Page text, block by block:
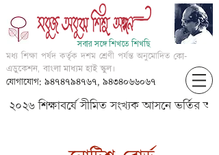
সবার সঙ্গে শিখতে শিখছি
মধ্য শিক্ষা পর্ষদ কর্তৃক দশম শ্রেণী পর্যন্ত অনুমোদিত কো-
এডুকেশন, বাংলা মাধ্যম হাই স্কুল।
যোগাযোগ: ৯৪৭৪৭৯৪৭৬৭, ৯৪৩৪০৬৬০৬৭
২০২৬ শিক্ষাবর্ষে সীমিত সংখ্যক আসনে ভর্তির